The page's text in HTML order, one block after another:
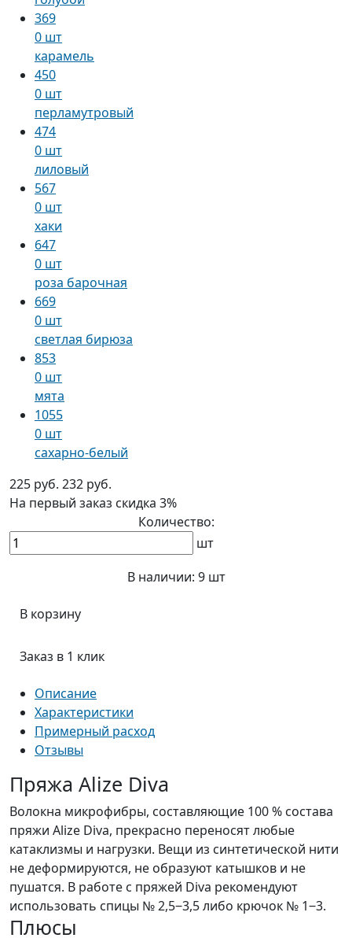
369
0 шт
карамель
450
0 шт
перламутровый
474
0 шт
лиловый
567
0 шт
хаки
647
0 шт
роза барочная
669
0 шт
светлая бирюза
853
0 шт
мята
1055
0 шт
сахарно-белый
225 руб. 232 руб.
На первый заказ скидка 3%
Количество:
шт
В наличии: 9 шт
В корзину
Заказ в 1 клик
Описание
Характеристики
Примерный расход
Отзывы
Пряжа Alize Diva
Волокна микрофибры, составляющие 100 % состава
пряжи Alize Diva, прекрасно переносят любые
катаклизмы и нагрузки. Вещи из синтетической нити
не деформируются, не образуют катышков и не
пушатся. В работе с пряжей Diva рекомендуют
использовать спицы № 2,5‒3,5 либо крючок № 1‒3.
Плюсы